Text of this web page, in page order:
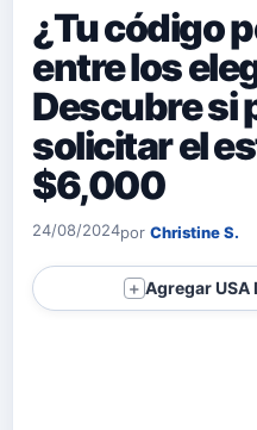
¿Tu código
entre los
Descubre si
solicitar el
$6,000
24/08/2024por Christine S.
＋ Agregar USA